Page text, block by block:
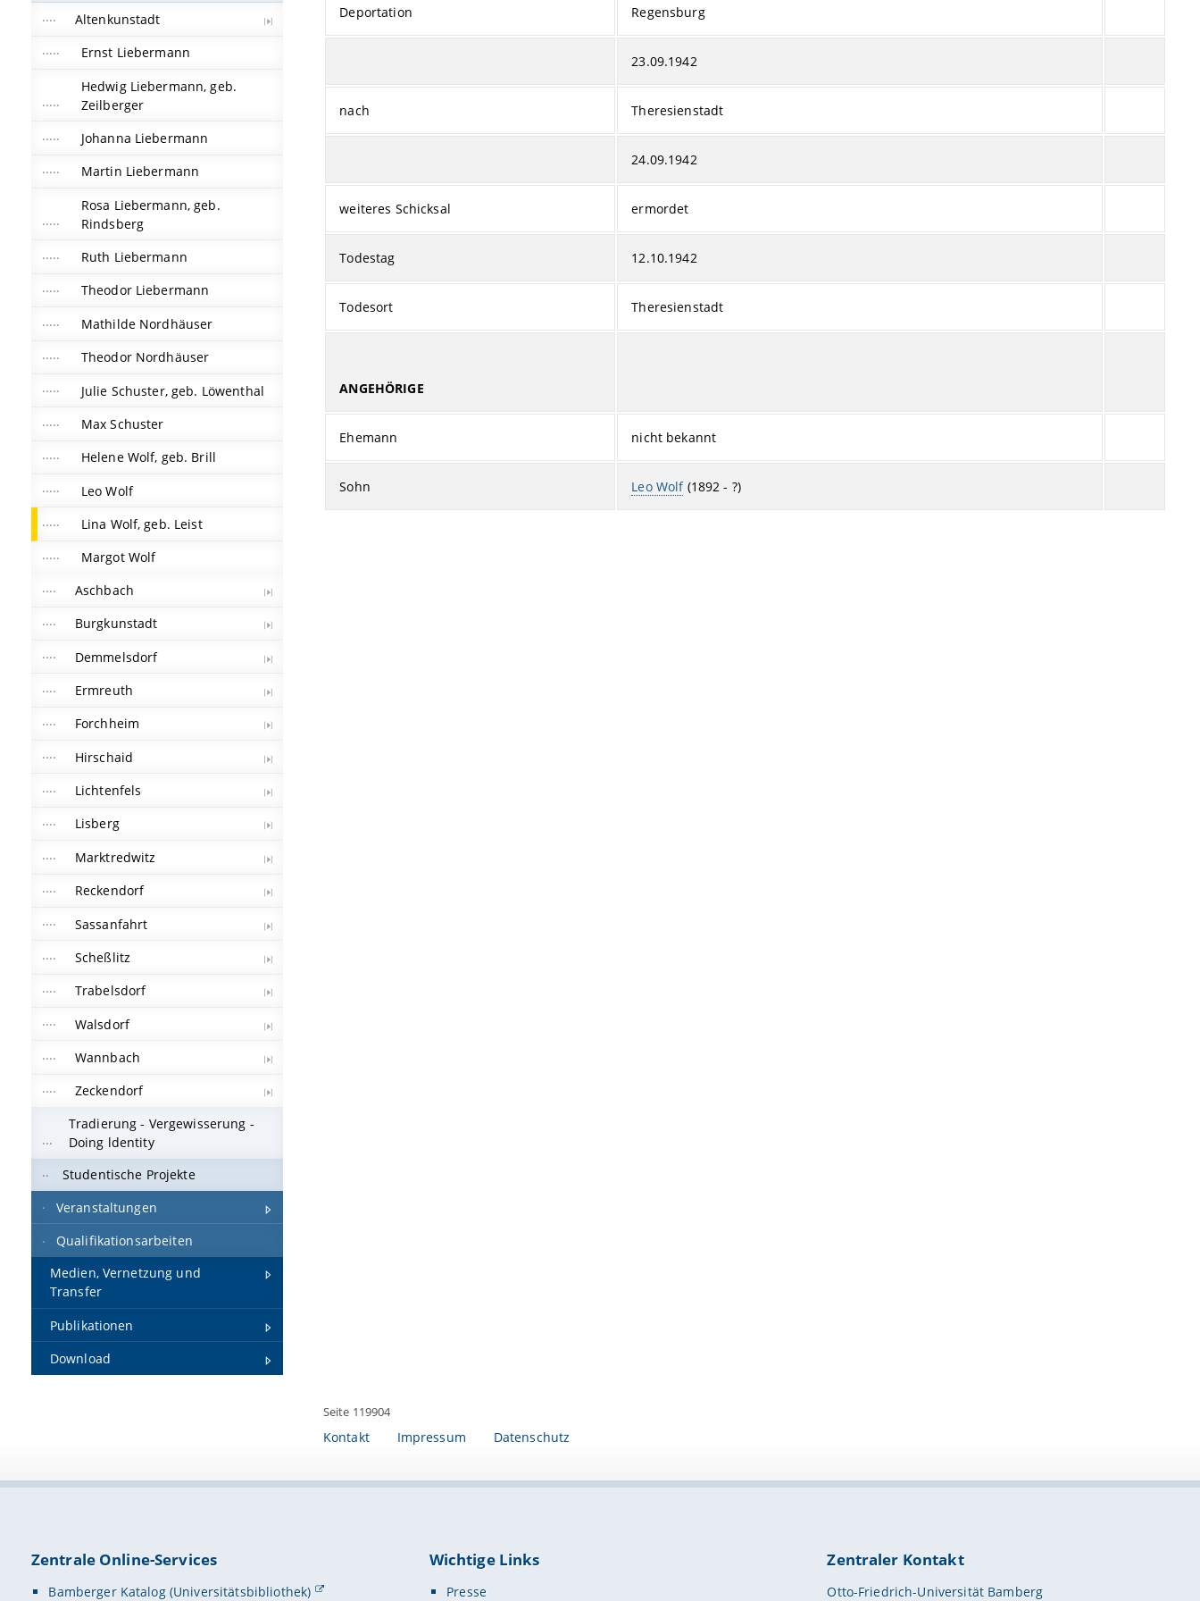
Altenkunstadt
Ernst Liebermann
Hedwig Liebermann, geb.
Zeilberger
Johanna Liebermann
Martin Liebermann
Rosa Liebermann, geb.
Rindsberg
Ruth Liebermann
Theodor Liebermann
Mathilde Nordhäuser
Theodor Nordhäuser
Julie Schuster, geb. Löwenthal
Max Schuster
Helene Wolf, geb. Brill
Leo Wolf
Lina Wolf, geb. Leist
Margot Wolf
Aschbach
Burgkunstadt
Demmelsdorf
Ermreuth
Forchheim
Hirschaid
Lichtenfels
Lisberg
Marktredwitz
Reckendorf
Sassanfahrt
Scheßlitz
Trabelsdorf
Walsdorf
Wannbach
Zeckendorf
Tradierung - Vergewisserung -
Doing ldentity
Studentische Projekte
Veranstaltungen
Qualifikationsarbeiten
Medien, Vernetzung und
Transfer
Publikationen
Download
Deportation Regensburg
23.09.1942
nach Theresienstadt
24.09.1942
weiteres Schicksal ermordet
Todestag 12.10.1942
Todesort Theresienstadt
ANGEHÖRIGE
Ehemann nicht bekannt
Sohn Leo Wolf(1892 - ?)
Seite 119904
Kontakt Impressum Datenschutz
Zentrale Online-Services
Bamberger Katalog (Universitätsbibliothek)
Wichtige Links
Presse
Zentraler Kontakt
Otto-Friedrich-Universität Bamberg